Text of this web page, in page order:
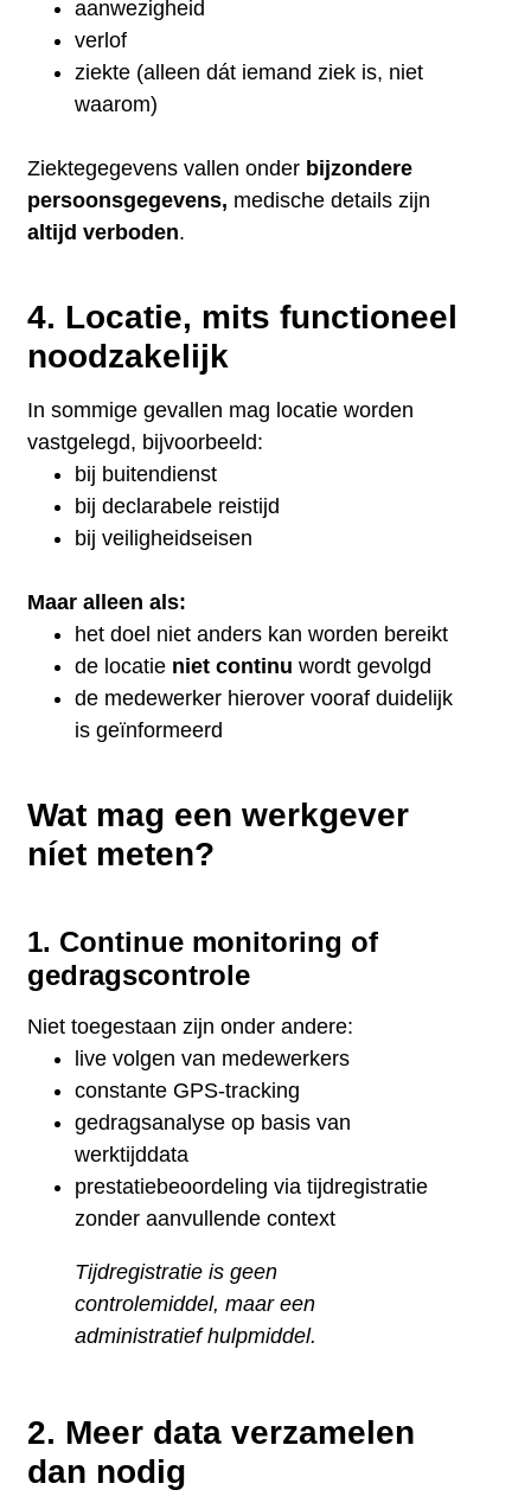
aanwezigheid
verlof
ziekte (alleen dát iemand ziek is, niet
waarom)
Ziektegegevens vallen onder bijzondere
persoonsgegevens, medische details zijn
altijd verboden.
4. Locatie, mits functioneel
noodzakelijk
In sommige gevallen mag locatie worden
vastgelegd, bijvoorbeeld:
bij buitendienst
bij declarabele reistijd
bij veiligheidseisen
Maar alleen als:
het doel niet anders kan worden bereikt
de locatie niet continu wordt gevolgd
de medewerker hierover vooraf duidelijk
is geïnformeerd
Wat mag een werkgever
níet meten?
1. Continue monitoring of
gedragscontrole
Niet toegestaan zijn onder andere:
live volgen van medewerkers
constante GPS-tracking
gedragsanalyse op basis van
werktijddata
prestatiebeoordeling via tijdregistratie
zonder aanvullende context
Tijdregistratie is geen
controlemiddel, maar een
administratief hulpmiddel.
2. Meer data verzamelen
dan nodig